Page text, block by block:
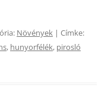
Növények | Címke:
, hunyorfélék, pirosló